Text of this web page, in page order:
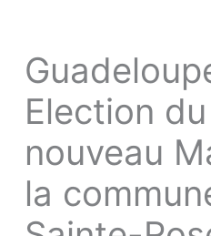
Election du
nouveau
la